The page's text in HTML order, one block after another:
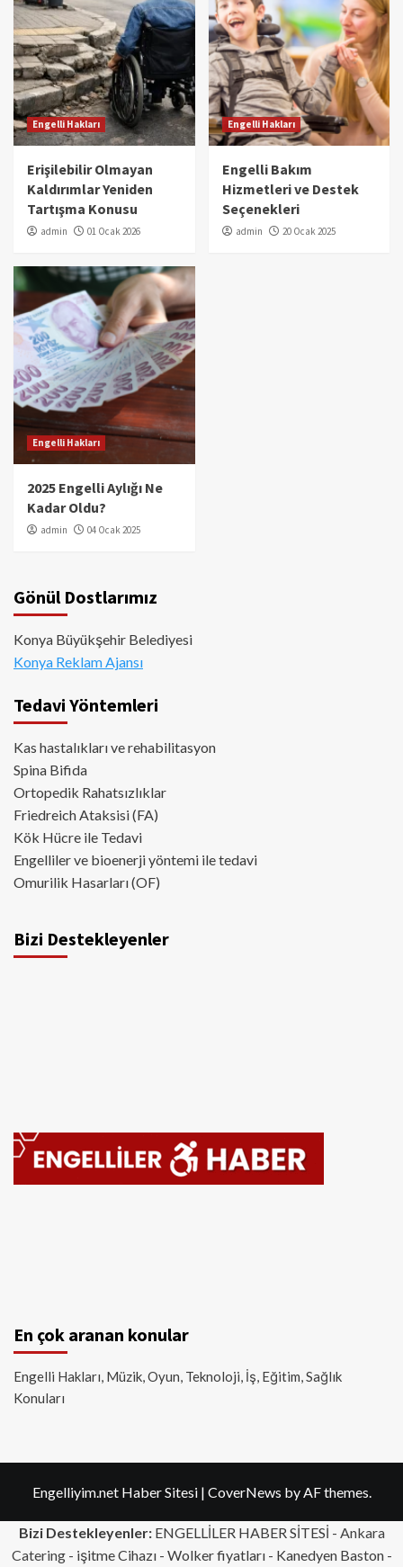
Engelli Hakları
Erişilebilir Olmayan
Kaldırımlar Yeniden
Tartışma Konusu
admin 01 Ocak 2026
Engelli Hakları
Engelli Bakım
Hizmetleri ve Destek
Seçenekleri
admin 20 Ocak 2025
Engelli Hakları
2025 Engelli Aylığı Ne
Kadar Oldu?
admin 04 Ocak 2025
Gönül Dostlarımız
Konya Büyükşehir Belediyesi
Konya Reklam Ajansı
Tedavi Yöntemleri
Kas hastalıkları ve rehabilitasyon
Spina Bifida
Ortopedik Rahatsızlıklar
Friedreich Ataksisi (FA)
Kök Hücre ile Tedavi
Engelliler ve bioenerji yöntemi ile tedavi
Omurilik Hasarları (OF)
Bizi Destekleyenler
En çok aranan konular
Engelli Hakları, Müzik, Oyun, Teknoloji, İş, Eğitim, Sağlık
Konuları
Engelliyim.net Haber Sitesi | CoverNews by AF themes.
Bizi Destekleyenler:ENGELLİLER HABER SİTESİ - Ankara
Catering- işitme Cihazı - Wolker fiyatları - Kanedyen Baston -